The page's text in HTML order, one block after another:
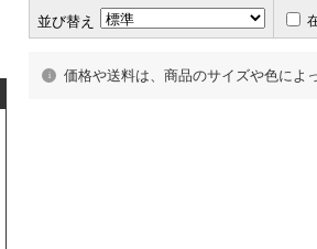
並び替え
価格や送料は、商品のサイズや色によ